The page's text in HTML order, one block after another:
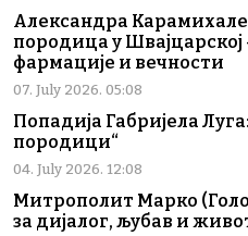
Александра
породица у Швајцарској
фармације и вечности
07. July 2026. 05:08
Попадија Габријела
породици“
04. July 2026. 12:08
Митрополит Марко
за дијалог, љубав и